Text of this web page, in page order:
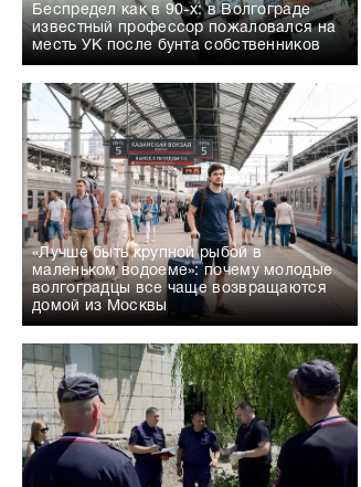
Беспредел как в 90-х: в Волгограде
известный профессор пожаловался на
месть УК после бунта собственников
«Лучше быть крупной рыбой в
маленьком водоеме»: почему молодые
волгоградцы все чаще возвращаются
домой из Москвы